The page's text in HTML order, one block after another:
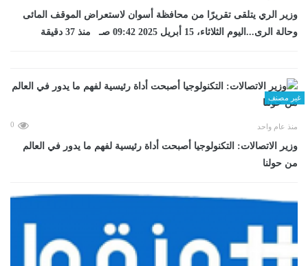
وزير الري يتلقى تقريرًا من محافظة أسوان لاستعراض الموقف المائى
وحالة الرى...اليوم الثلاثاء، 15 أبريل 2025 09:42 صـ منذ 37 دقيقة
غير مصنف
منذ عام واحد 0
وزير الاتصالات: التكنولوجيا أصبحت أداة رئيسية لفهم ما يدور في العالم
من حولنا